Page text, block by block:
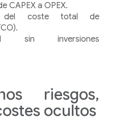
CAPEX a OPEX.
del coste total de
sin inversiones
riesgos,
ocultos